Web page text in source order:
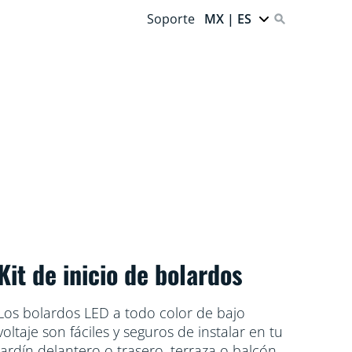
Soporte MX | ES
de inicio de bolardos
bolardos LED a todo color de bajo
son fáciles y seguros de instalar en tu